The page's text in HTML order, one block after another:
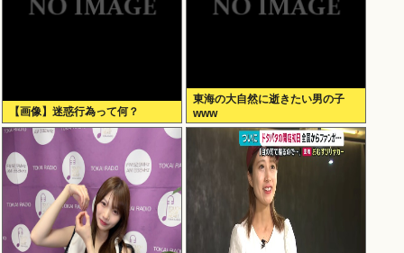
【画像】迷惑行為って何？
東海の大自然に逝きたい男の子
www